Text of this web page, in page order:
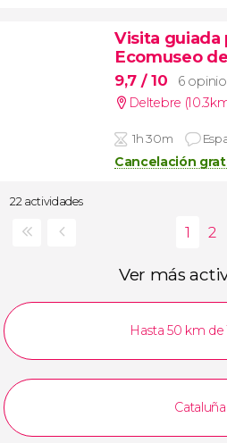
Visita guiada
Ecomuseo
9,7 / 10
6
Deltebre
1h 30m
Cancelación
22 actividades
Ver más
Hasta 50 km de
Cataluña